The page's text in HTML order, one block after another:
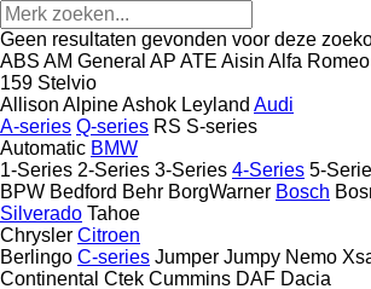
Geen resultaten gevonden voor deze
ABS AM General AP ATE Aisin Alfa Romeo
159 Stelvio
Allison AlpineAshok Leyland Audi
A-series Q-series RS S-series
Automatic BMW
1-Series 2-Series 3-Series 4-Series 5-
BPW Bedford Behr BorgWarner Bosch
Silverado Tahoe
Chrysler Citroen
Berlingo C-series Jumper Jumpy Nemo
Continental Ctek Cummins DAF Dacia